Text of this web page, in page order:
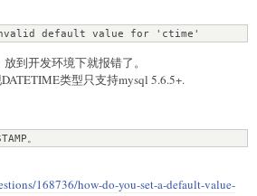
Invalid default value for 'ctime'
到开发环境下就报错了。
类型只支持mysql 5.6.5+.
。
168736/how-do-you-set-a-default-value-